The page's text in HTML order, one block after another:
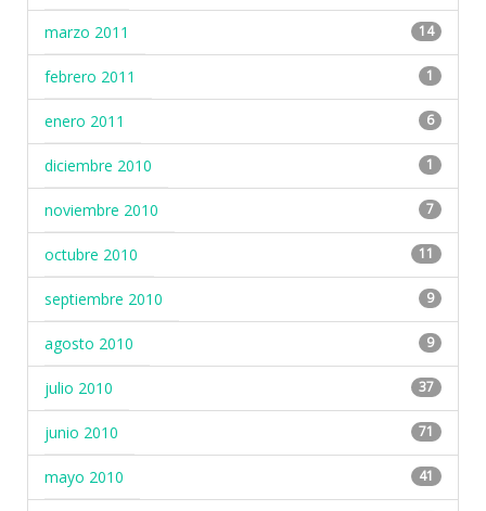
marzo 2011 14
febrero 2011 1
enero 2011 6
diciembre 2010 1
noviembre 2010 7
octubre 2010 11
septiembre 2010 9
agosto 2010 9
julio 2010 37
junio 2010 71
mayo 2010 41